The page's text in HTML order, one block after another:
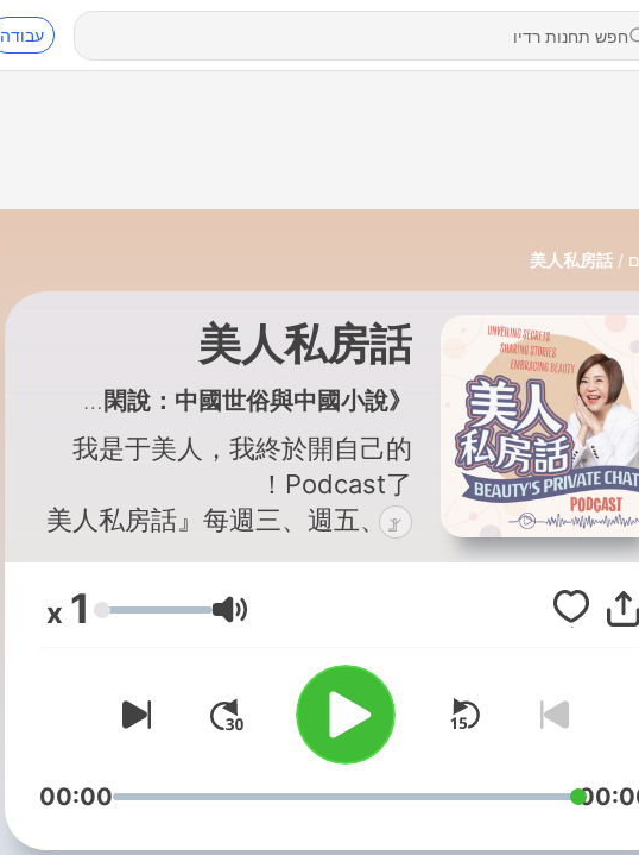
עבודה
美人私房話
美人私房話
194 - EP193 美人選書—阿城《閑話閑說：中國世俗與中國小說》
我是于美人，我終於開自己的
Podcast了！
『美人私房話』每週三、週五、
週日，晚上 9：00，記得鎖定我
你問美人的私房話裡有什麼？
不管你是想要學會如何掌握自己
的命運，
還是想要擁有幸福美滿的生活！
又或是想要知道美人每天都在做
עוצמת שמע 1
00:00